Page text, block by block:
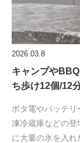
2026.03.8
キャンプや
ち歩け12個/12
ポタ電やバッテ
凍冷蔵庫などの登
に大量の氷を入れ